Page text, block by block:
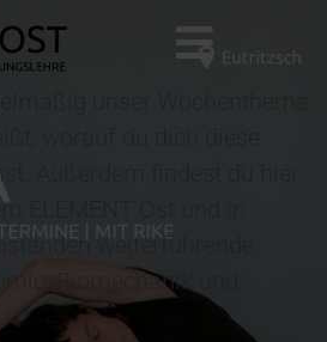
Außerdem findest du hier
ELEMENT Ost und in
weiterführende
Biomechanik und